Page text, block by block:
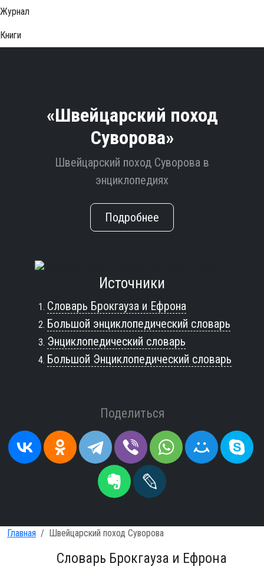
Журнал
Книги
«Швейцарский поход
Суворова»
Швейцарский поход Суворова в
энциклопедиях
Подробнее
Источники
Словарь Брокгауза и Ефрона
Большой энциклопедический словарь
Энциклопедический словарь
Большой Энциклопедический словарь
Поделиться
Главная Швейцарский поход Суворова
Словарь Брокгауза и Ефрона